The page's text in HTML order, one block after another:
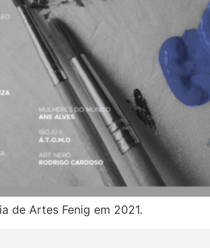
de Artes Fenig em 2021.